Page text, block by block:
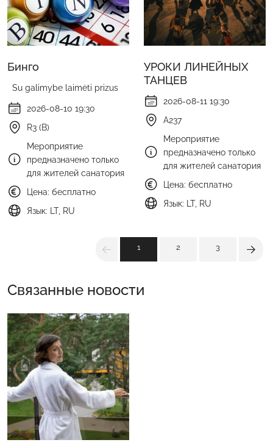
Бинго
Su galimybe laimėti prizus
2026-08-10 19:30
R3 (B)
Мероприятие
предназначено только
для жителей санатория
Цена: бесплатно
Язык: LT, RU
УРОКИ ЛИНЕЙНЫХ
ТАНЦЕВ
2026-08-11 19:30
A237
Мероприятие
предназначено только
для жителей санатория
Цена: бесплатно
Язык: LT, RU
1 2 3
Связанные новости